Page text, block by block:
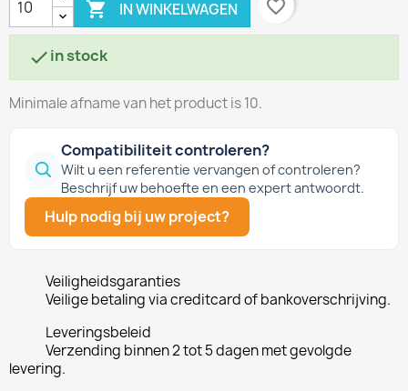
 IN WINKELWAGEN favorite_border
in stock
Minimale afname van het product is 10.
Compatibiliteit controleren?
Wilt u een referentie vervangen of controleren?
Beschrijf uw behoefte en een expert antwoordt.
Hulp nodig bij uw project?
Veiligheidsgaranties
Veilige betaling via creditcard of bankoverschrijving.
Leveringsbeleid
Verzending binnen 2 tot 5 dagen met gevolgde
levering.